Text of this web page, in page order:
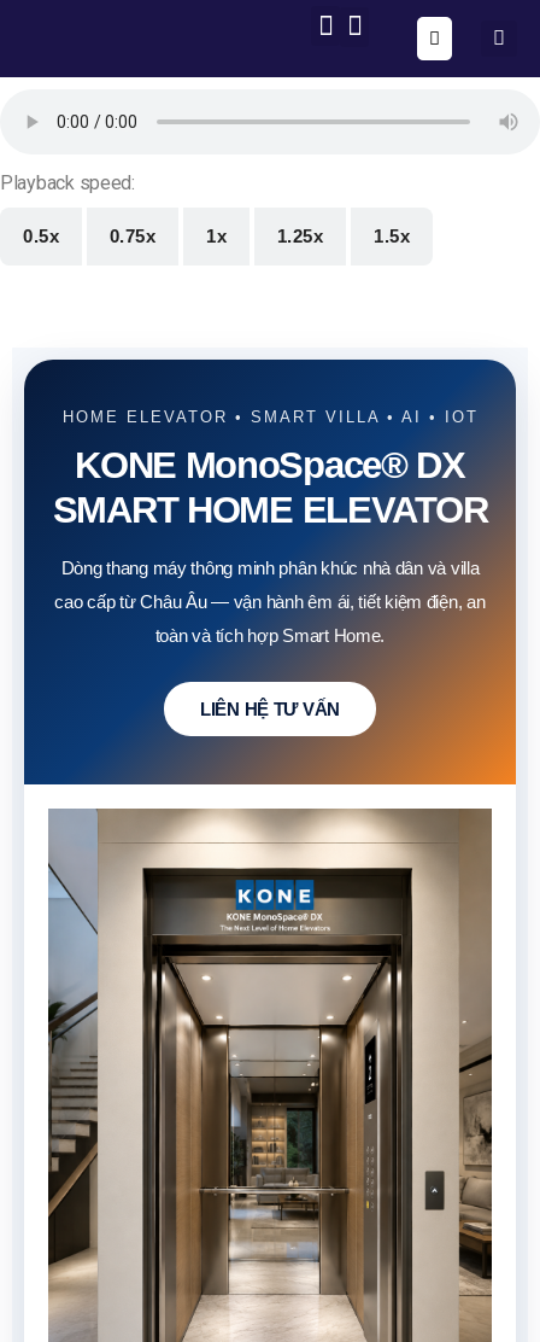
Playback speed:
0.5x 0.75x 1x 1.25x 1.5x
HOME ELEVATOR • SMART VILLA • AI • IOT
KONE MonoSpace® DX
SMART HOME ELEVATOR
Dòng thang máy thông minh phân khúc nhà dân và villa
cao cấp từ Châu Âu — vận hành êm ái, tiết kiệm điện, an
toàn và tích hợp Smart Home.
LIÊN HỆ TƯ VẤN